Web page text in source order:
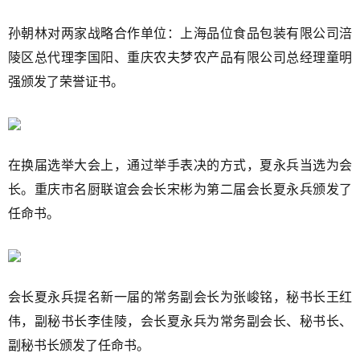
孙朝林对两家战略合作单位：上海品位食品包装有限公司涪
陵区总代理李国阳、重庆农夫梦农产品有限公司总经理童明
强颁发了荣誉证书。
在换届选举大会上，通过举手表决的方式，夏永兵当选为会
长。重庆市名厨联谊会会长宋彬为第二届会长夏永兵颁发了
任命书。
会长夏永兵提名新一届的常务副会长为张峻铭，秘书长王红
伟，副秘书长李佳陵，会长夏永兵为常务副会长、秘书长、
副秘书长颁发了任命书。